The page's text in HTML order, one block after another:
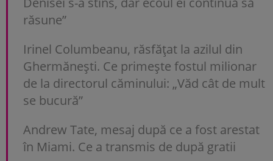
răsune”
Irinel Columbeanu, răsfățat la azilul din
Ghermănești. Ce primește fostul milionar
de la directorul căminului: „Văd cât de mult
se bucură”
Andrew Tate, mesaj după ce a fost arestat
în Miami. Ce a transmis de după gratii